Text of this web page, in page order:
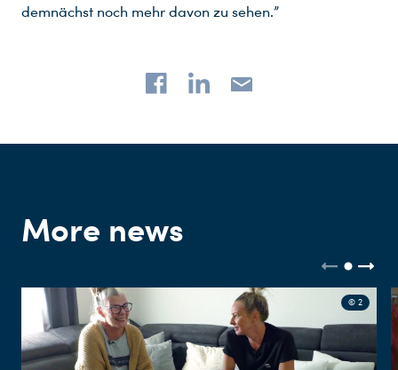
demnächst noch mehr davon zu sehen.”
More news
© 2